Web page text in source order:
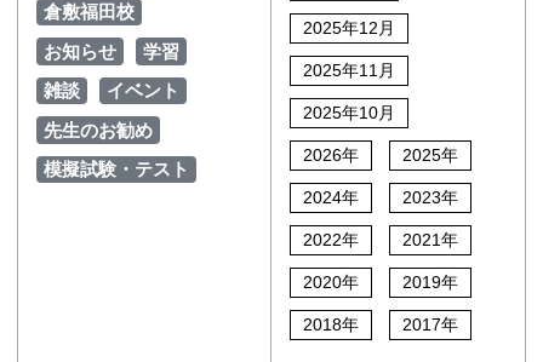
倉敷福田校
お知らせ
学習
雑談
イベント
先生のお勧め
模擬試験・テスト
2025年12月
2025年11月
2025年10月
2026年 2025年
2024年 2023年
2022年 2021年
2020年 2019年
2018年 2017年